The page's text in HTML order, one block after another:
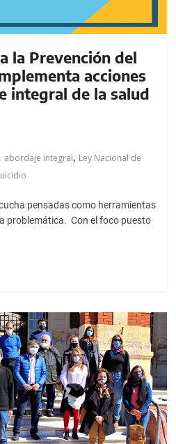
la Prevención del
acciones
integral de la salud
abordaje integral, Ley Nacional de
pensadas como herramientas
problemática. Con el foco puesto